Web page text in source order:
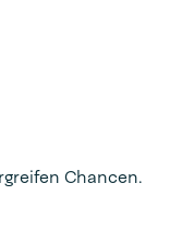
Chancen.